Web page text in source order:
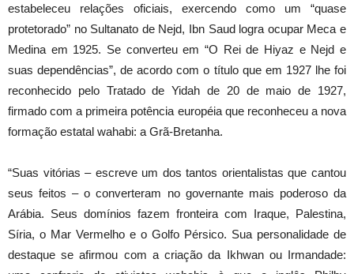
estabeleceu relações oficiais, exercendo como um “quase
protetorado” no Sultanato de Nejd, Ibn Saud logra ocupar Meca e
Medina em 1925. Se converteu em “O Rei de Hiyaz e Nejd e
suas dependências”, de acordo com o título que em 1927 lhe foi
reconhecido pelo Tratado de Yidah de 20 de maio de 1927,
firmado com a primeira potência européia que reconheceu a nova
formação estatal wahabi: a Grã-Bretanha.
“Suas vitórias – escreve um dos tantos orientalistas que cantou
seus feitos – o converteram no governante mais poderoso da
Arábia. Seus domínios fazem fronteira com Iraque, Palestina,
Síria, o Mar Vermelho e o Golfo Pérsico. Sua personalidade de
destaque se afirmou com a criação da Ikhwan ou Irmandade: